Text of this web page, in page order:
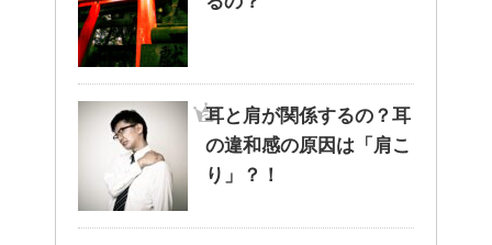
猫と死別。悲しくても最後の挨
拶をしましょう。
腹痛、しかも激痛・吐き気もあ
る。どんなことが考えられる？
耳と肩が関係するの？耳
の違和感の原因は「肩こ
り」？！